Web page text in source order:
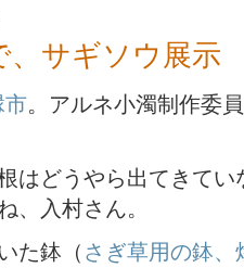
、サギソウ展示
市。アルネ小濁制作委
はどうやら出てきて
、入村さん。
た鉢（ さぎ草用の鉢